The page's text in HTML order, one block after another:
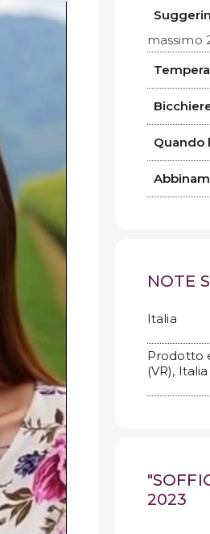
massimo
Quando
NOTE
Italia
Prodotto
(VR), Italia
2023